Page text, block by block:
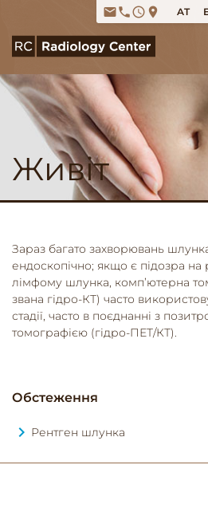
emailphoneaccess_time place AT
Живіт
Зараз багато захворювань
ендоскопічно; якщо є підозра
лімфому шлунка, комп’ютерна
звана гідро-КТ) часто
стадії, часто в поєднанні з
томографією (гідро-ПЕТ/КТ).
Обстеження
Рентген шлунка